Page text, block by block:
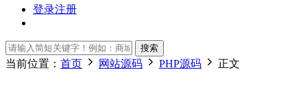
登录注册
搜索
当前位置： 首页 网站源码 PHP源码 正文